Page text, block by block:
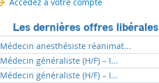
Les dernières offres libérales
Médecin anesthésiste réanimat...
Médecin généraliste (H/F) – I...
Médecin généraliste (H/F) – I...